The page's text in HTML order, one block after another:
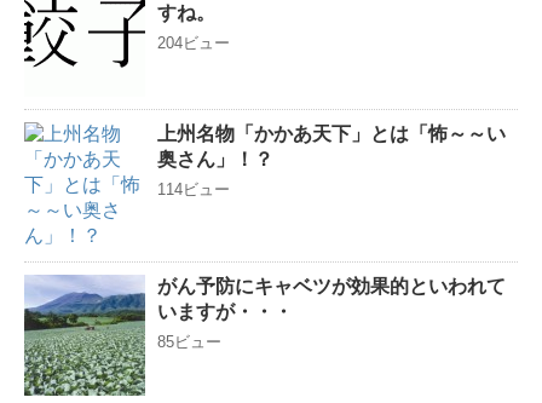
すね。
204ビュー
上州名物「かかあ天下」とは「怖～～い
奥さん」！？
114ビュー
がん予防にキャベツが効果的といわれて
いますが・・・
85ビュー